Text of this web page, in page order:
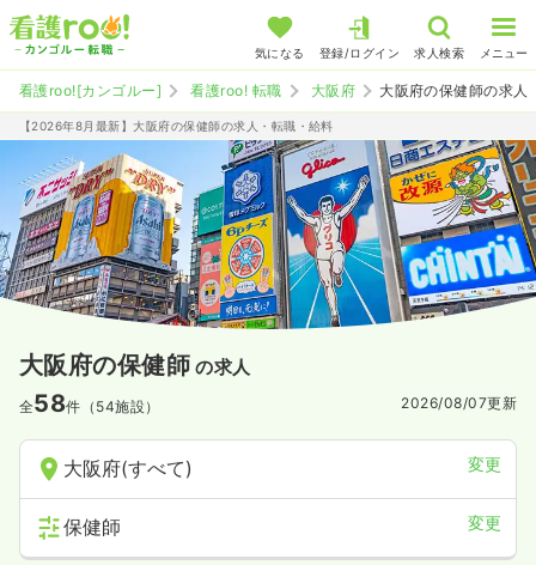
気になる 登録/ログイン 求人検索 メニュー
看護roo![カンゴルー] 看護roo! 転職 大阪府 大阪府の保健師の求人
【2026年8月最新】大阪府の保健師の求人・転職・給料
大阪府の保健師 の求人
全58件（54施設） 2026/08/07更新
大阪府(すべて) 変更
保健師 変更